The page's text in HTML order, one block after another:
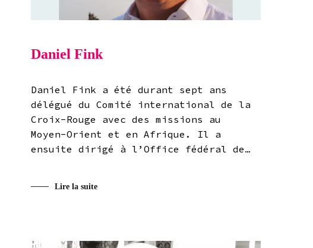
Daniel Fink
Daniel Fink a été durant sept ans
délégué du Comité international de la
Croix-Rouge avec des missions au
Moyen-Orient et en Afrique. Il a
ensuite dirigé à l’Office fédéral de…
Lire la suite